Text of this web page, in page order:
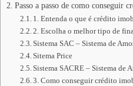
Passo a passo de como conseguir
1. Entenda o que é crédito
2. Escolha o melhor tipo de
Sistema SAC – Sistema de
Sitema Price
Sistema SACRE – Sistema de
3. Como conseguir crédito